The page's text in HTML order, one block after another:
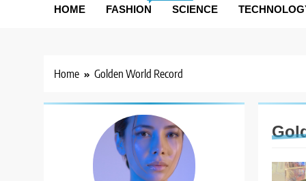
HOME FASHION SCIENCE
Home Golden World Record